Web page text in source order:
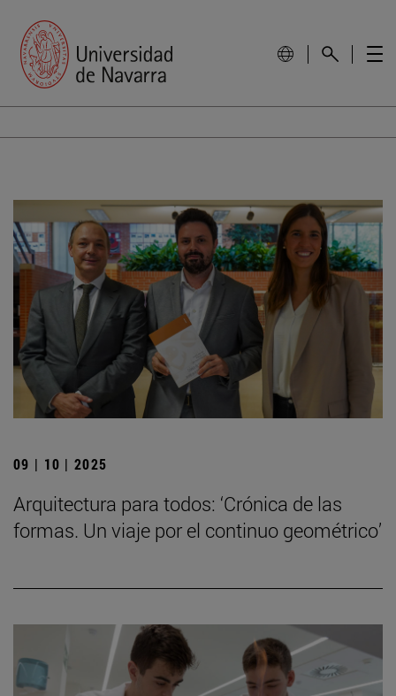
09 | 10 | 2025
Arquitectura para todos: ‘Crónica de las
formas. Un viaje por el continuo geométrico’